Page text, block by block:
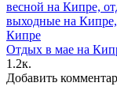
Отдых в мае на
1.2к.
Добавить